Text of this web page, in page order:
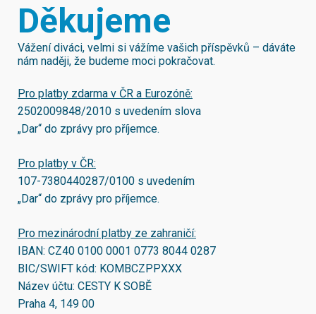
Děkujeme
Vážení diváci, velmi si vážíme vašich příspěvků – dáváte
nám naději, že budeme moci pokračovat.
Pro platby zdarma v ČR a Eurozóně:
2502009848/2010 s uvedením slova
„Dar“ do zprávy pro příjemce.
Pro platby v ČR:
107-7380440287/0100 s uvedením
„Dar“ do zprávy pro příjemce.
Pro mezinárodní platby ze zahraničí:
IBAN: CZ40 0100 0001 0773 8044 0287
BIC/SWIFT kód: KOMBCZPPXXX
Název účtu: CESTY K SOBĚ
Praha 4, 149 00